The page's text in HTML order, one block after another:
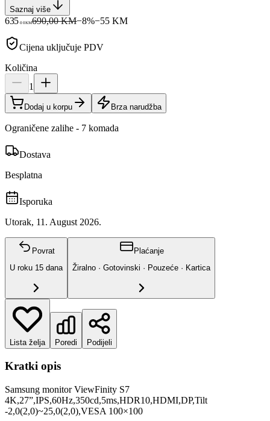
Saznaj više
635 00KM690,00 KM−8%−55 KM
Cijena uključuje PDV
Količina
1
Dodaj u korpu Brza narudžba
Ograničene zalihe - 7 komada
Dostava
Besplatna
Isporuka
Utorak, 11. August 2026.
Povrat
U roku 15 dana
Plaćanje
Žiralno · Gotovinski · Pouzeće · Kartica
Lista želja Poredi Podijeli
Kratki opis
Samsung monitor ViewFinity S7
4K,27”,IPS,60Hz,350cd,5ms,HDR10,HDMI,DP,Tilt
-2,0(2,0)~25,0(2,0),VESA 100×100